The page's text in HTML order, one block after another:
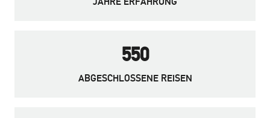
550
ABGESCHLOSSENE REISEN